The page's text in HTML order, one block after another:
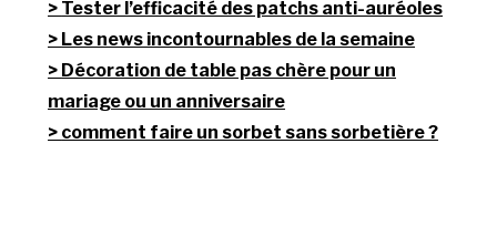
Tester l’efficacité des patchs anti-auréoles
Les news incontournables de la semaine
Décoration de table pas chère pour un
mariage ou un anniversaire
comment faire un sorbet sans sorbetière ?